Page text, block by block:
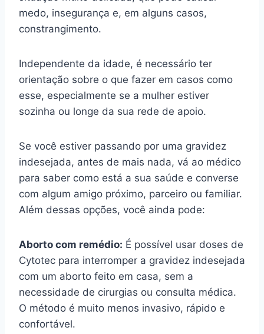
medo, insegurança e, em alguns casos,
constrangimento.
Independente da idade, é necessário ter
orientação sobre o que fazer em casos como
esse, especialmente se a mulher estiver
sozinha ou longe da sua rede de apoio.
Se você estiver passando por uma gravidez
indesejada, antes de mais nada, vá ao médico
para saber como está a sua saúde e converse
com algum amigo próximo, parceiro ou familiar.
Além dessas opções, você ainda pode:
Aborto com remédio: É possível usar doses de
Cytotec para interromper a gravidez indesejada
com um aborto feito em casa, sem a
necessidade de cirurgias ou consulta médica.
O método é muito menos invasivo, rápido e
confortável.